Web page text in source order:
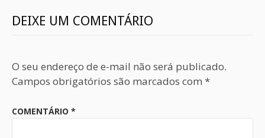
DEIXE UM COMENTÁRIO
O seu endereço de e-mail não será publicado.
Campos obrigatórios são marcados com *
COMENTÁRIO *